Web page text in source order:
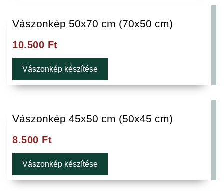
Vászonkép 50x70 cm (70x50 cm)
10.500 Ft
Vászonkép készítése
Vászonkép 45x50 cm (50x45 cm)
8.500 Ft
Vászonkép készítése